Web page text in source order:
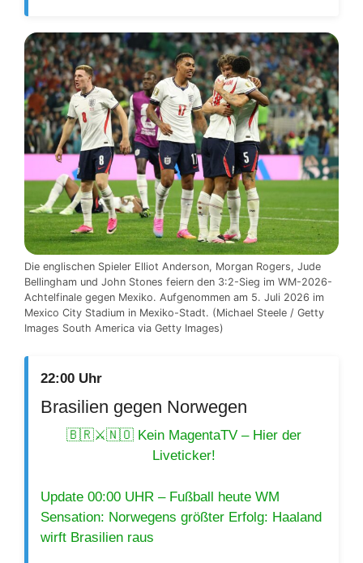
Die englischen Spieler Elliot Anderson, Morgan Rogers, Jude
Bellingham und John Stones feiern den 3:2-Sieg im WM-2026-
Achtelfinale gegen Mexiko. Aufgenommen am 5. Juli 2026 im
Mexico City Stadium in Mexiko-Stadt. (Michael Steele / Getty
Images South America via Getty Images)
22:00 Uhr
Brasilien gegen Norwegen
🇧🇷⚔️🇳🇴 Kein MagentaTV – Hier der
Liveticker!
Update 00:00 UHR – Fußball heute WM
Sensation: Norwegens größter Erfolg: Haaland
wirft Brasilien raus